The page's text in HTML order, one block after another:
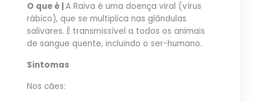
O que é |A Raiva é uma doença viral (vírus
rábico), que se multiplica nas glândulas
salivares. É transmissível a todos os animais
de sangue quente, incluindo o ser-humano.
Sintomas
Nos cães: